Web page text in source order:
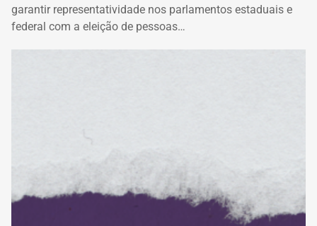
garantir representatividade nos parlamentos estaduais e
federal com a eleição de pessoas…